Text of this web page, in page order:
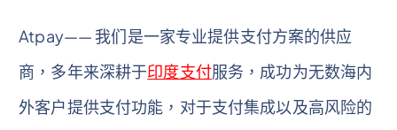
Atpay—— 我们是一家专业提供支付方案的供应
商，多年来深耕于印度支付服务，成功为无数海内
外客户提供支付功能，对于支付集成以及高风险的